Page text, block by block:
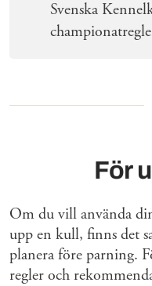
Svenska
För
Om du vill använda
upp en kull, finns det
planera före parning.
regler och